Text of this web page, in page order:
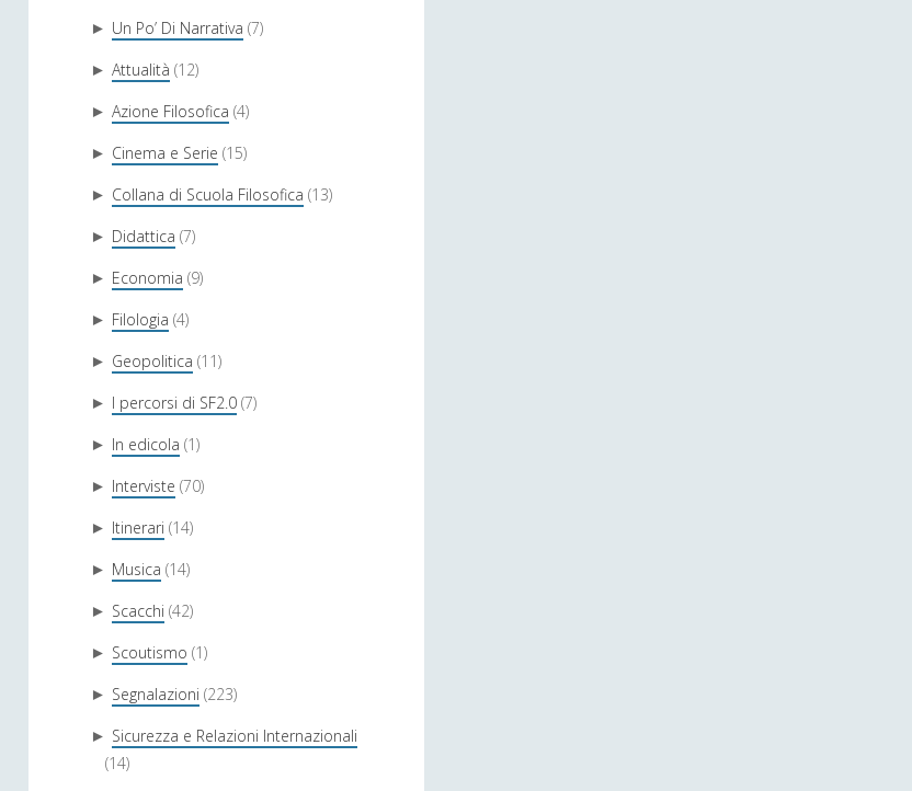
► Un Po’ Di Narrativa (7)
► Attualità (12)
► Azione Filosofica (4)
► Cinema e Serie (15)
► Collana di Scuola Filosofica (13)
► Didattica (7)
► Economia (9)
► Filologia (4)
► Geopolitica (11)
► I percorsi di SF2.0 (7)
► In edicola (1)
► Interviste (70)
► Itinerari (14)
► Musica (14)
► Scacchi (42)
► Scoutismo (1)
► Segnalazioni (223)
► Sicurezza e Relazioni Internazionali
(14)